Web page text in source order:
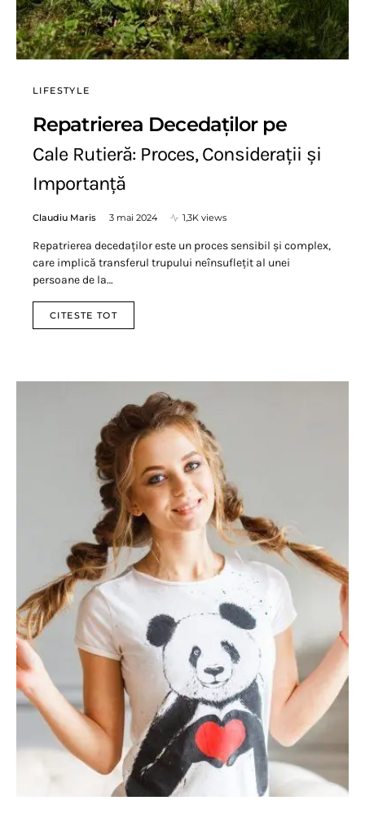
LIFESTYLE
Repatrierea Decedaților pe
Cale Rutieră: Proces, Considerații și
Importanță
Claudiu Maris 3 mai 2024 1,3K views
Repatrierea decedaților este un proces sensibil și complex,
care implică transferul trupului neînsuflețit al unei
persoane de la…
CITESTE TOT